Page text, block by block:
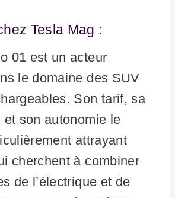
Tesla Mag :
01 est un acteur
le domaine des SUV
Son tarif, sa
et son autonomie le
attrayant
cherchent à combiner
de l’électrique et de